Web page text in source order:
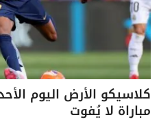
مباراة لا يُفوت